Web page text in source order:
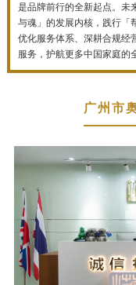
是品牌前行的全新起点。未
与魂」的发展内核，践行「
优化服务体系、深耕合规经
服务，护航更多中国家庭的
广州市